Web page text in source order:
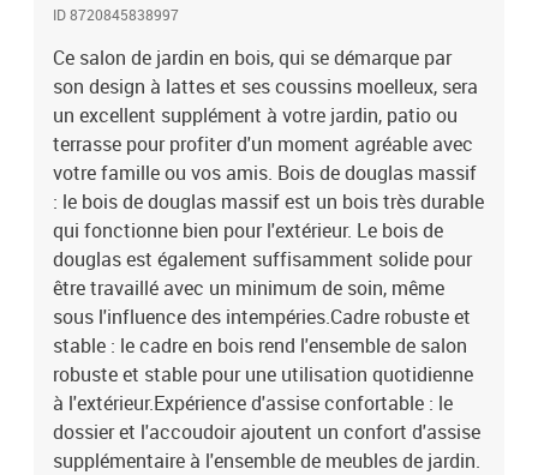
ID 8720845838997
Ce salon de jardin en bois, qui se démarque par
son design à lattes et ses coussins moelleux, sera
un excellent supplément à votre jardin, patio ou
terrasse pour profiter d'un moment agréable avec
votre famille ou vos amis. Bois de douglas massif
: le bois de douglas massif est un bois très durable
qui fonctionne bien pour l'extérieur. Le bois de
douglas est également suffisamment solide pour
être travaillé avec un minimum de soin, même
sous l'influence des intempéries.Cadre robuste et
stable : le cadre en bois rend l'ensemble de salon
robuste et stable pour une utilisation quotidienne
à l'extérieur.Expérience d'assise confortable : le
dossier et l'accoudoir ajoutent un confort d'assise
supplémentaire à l'ensemble de meubles de jardin.